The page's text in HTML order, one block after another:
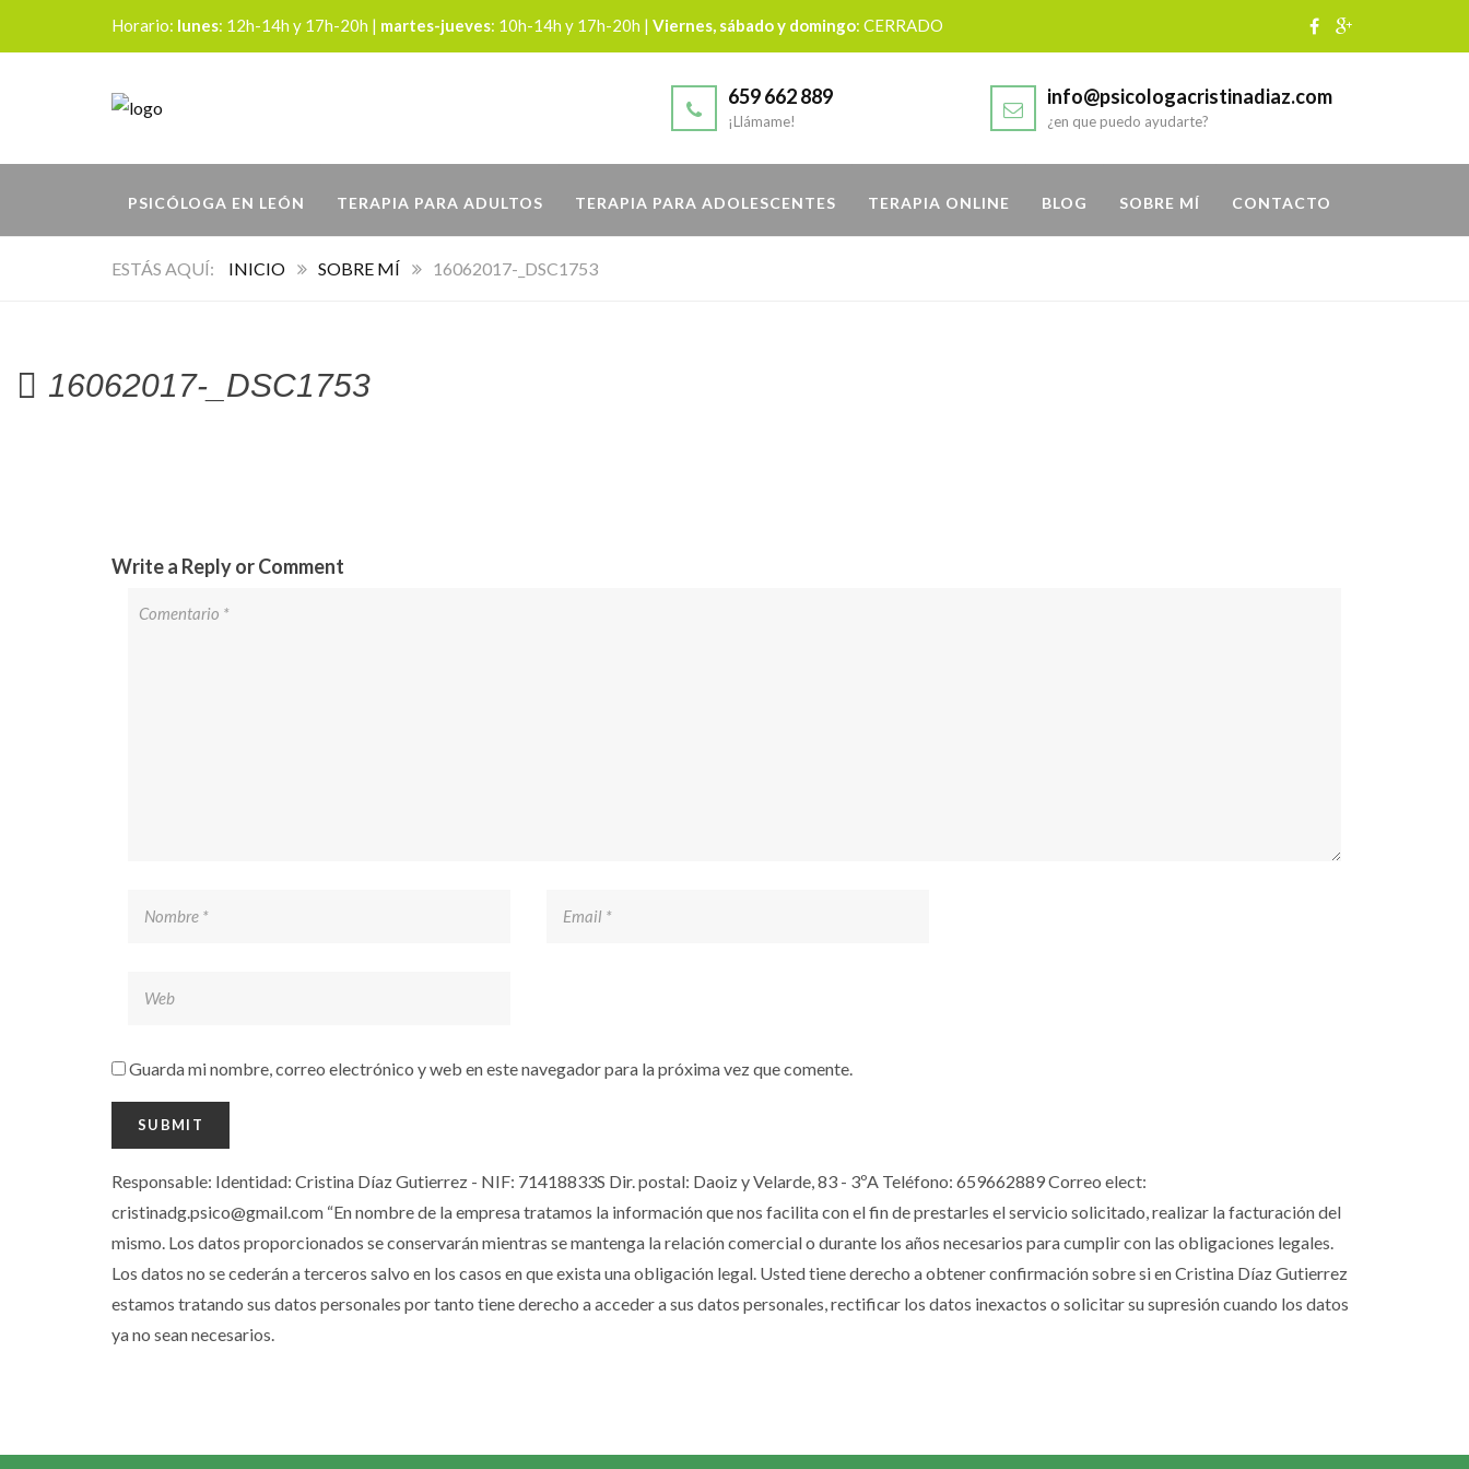
Horario: lunes: 12h-14h y 17h-20h | martes-jueves: 10h-14h y 17h-20h | Viernes, sábado y domingo: CERRADO
659 662 889
¡Llámame!
info@psicologacristinadiaz.com
¿en que puedo ayudarte?
PSICÓLOGA EN LEÓN TERAPIA PARA ADULTOS TERAPIA PARA ADOLESCENTES TERAPIA ONLINE BLOG SOBRE MÍ CONTACTO
INICIO SOBRE MÍ 16062017-_DSC1753
16062017-_DSC1753
Write a Reply or Comment
Guarda mi nombre, correo electrónico y web en este navegador para la próxima vez que comente.
Responsable: Identidad: Cristina Díaz Gutierrez - NIF: 71418833S Dir. postal: Daoiz y Velarde, 83 - 3ºA Teléfono: 659662889 Correo elect:
cristinadg.psico@gmail.com “En nombre de la empresa tratamos la información que nos facilita con el fin de prestarles el servicio solicitado, realizar la facturación del
mismo. Los datos proporcionados se conservarán mientras se mantenga la relación comercial o durante los años necesarios para cumplir con las obligaciones legales.
Los datos no se cederán a terceros salvo en los casos en que exista una obligación legal. Usted tiene derecho a obtener confirmación sobre si en Cristina Díaz Gutierrez
estamos tratando sus datos personales por tanto tiene derecho a acceder a sus datos personales, rectificar los datos inexactos o solicitar su supresión cuando los datos
ya no sean necesarios.